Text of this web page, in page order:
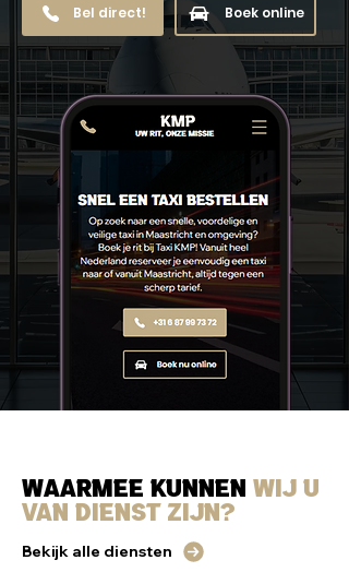
Bel direct! Boek online
Waarmee kunnen wij u
van dienst zijn?
Bekijk alle diensten